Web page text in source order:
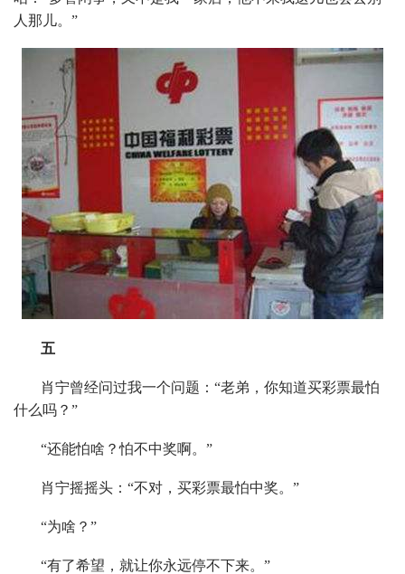
人那儿。”
五
肖宁曾经问过我一个问题：“老弟，你知道买彩票最怕
什么吗？”
“还能怕啥？怕不中奖啊。”
肖宁摇摇头：“不对，买彩票最怕中奖。”
“为啥？”
“有了希望，就让你永远停不下来。”